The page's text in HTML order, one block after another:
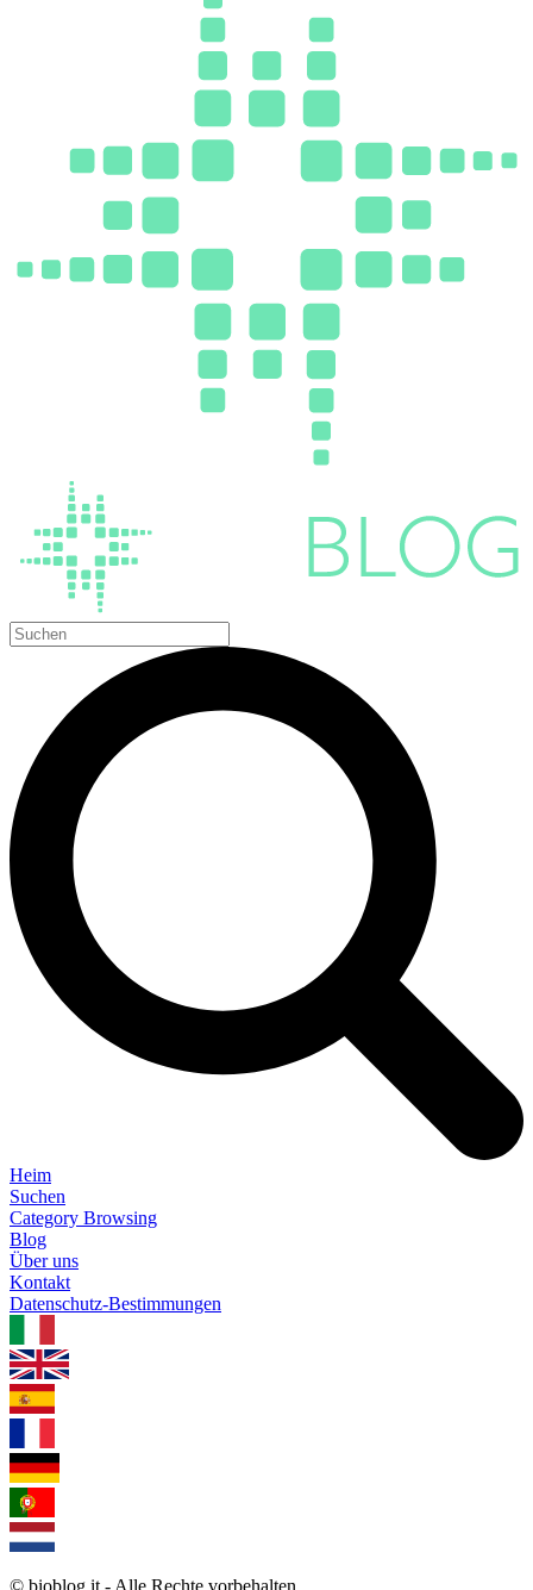
Heim
Suchen
Category Browsing
Blog
Über uns
Kontakt
Datenschutz-Bestimmungen
© bioblog.it - Alle Rechte vorbehalten.